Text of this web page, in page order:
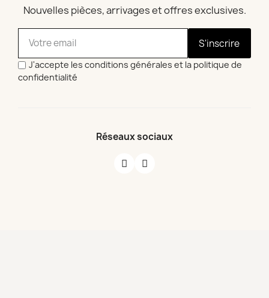
Nouvelles pièces, arrivages et offres exclusives.
S'inscrire
J'accepte les conditions générales et la politique de
confidentialité
Réseaux sociaux